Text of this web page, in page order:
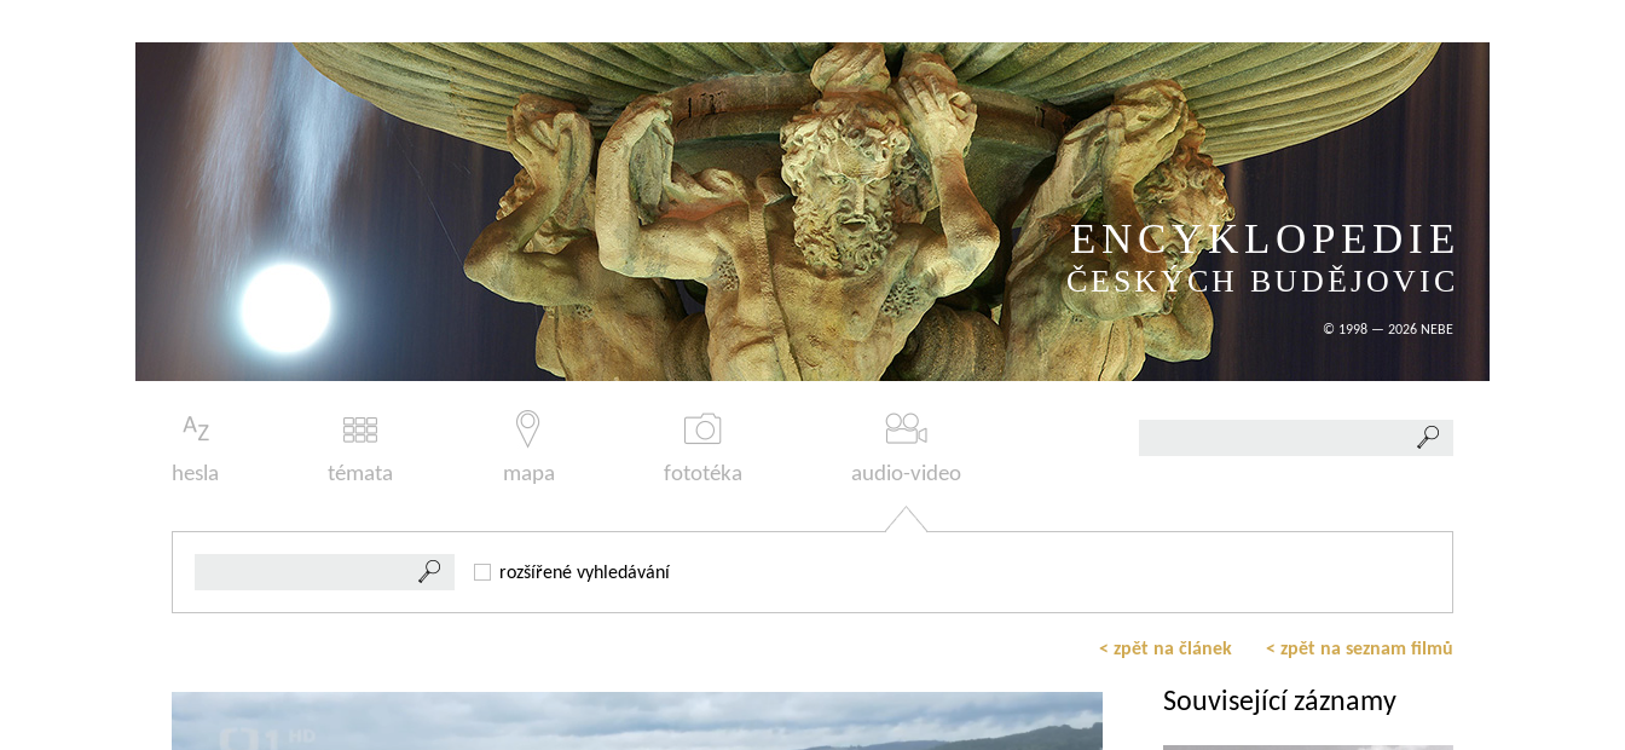
ENCYKLOPEDIE
ČESKÝCH BUDĚJOVIC
© 1998 — 2026 NEBE
hesla témata mapa fototéka audio-video
rozšířené vyhledávání
< zpět na článek < zpět na seznam filmů
Související záznamy